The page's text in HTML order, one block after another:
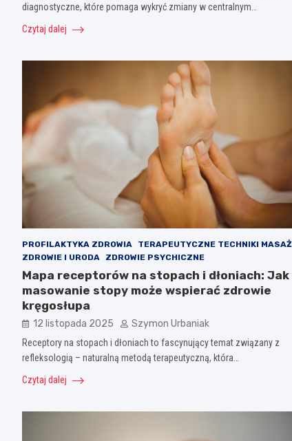
diagnostyczne, które pomaga wykryć zmiany w centralnym…
Czytaj dalej
PROFILAKTYKA ZDROWIA
TERAPEUTYCZNE TECHNIKI
ZDROWIE I URODA
ZDROWIE PSYCHICZNE
Mapa receptorów na stopach i dłoniach: Jak
masowanie stopy może wspierać zdrowie
kręgosłupa
12 listopada 2025 Szymon Urbaniak
Receptory na stopach i dłoniach to fascynujący temat związany z
refleksologią – naturalną metodą terapeutyczną, która…
Czytaj dalej